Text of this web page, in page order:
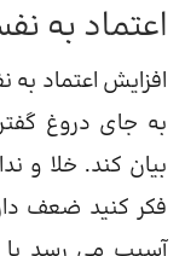
اعتماد به
افزایش اعتماد به
به جای دروغ
بیان کند. خلا و
فکر کنید ضعف